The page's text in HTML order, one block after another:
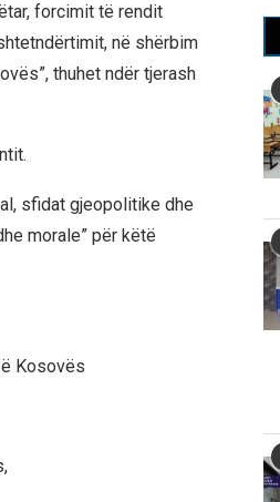
forcimit të rendit
në shërbim
thuhet ndër tjerash
sfidat gjeopolitike dhe
morale” për këtë
Kosovës